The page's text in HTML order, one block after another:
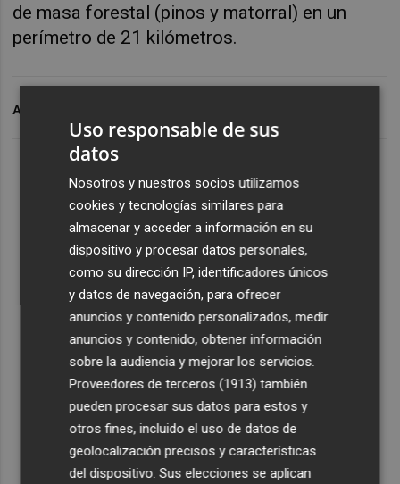
de masa forestal (pinos y matorral) en un
perímetro de 21 kilómetros.
ARCHIVADO EN
Uso responsable de sus
datos
Nosotros y nuestros socios utilizamos
cookies y tecnologías similares para
almacenar y acceder a información en su
dispositivo y procesar datos personales,
como su dirección IP, identificadores únicos
y datos de navegación, para ofrecer
anuncios y contenido personalizados, medir
anuncios y contenido, obtener información
sobre la audiencia y mejorar los servicios.
Proveedores de terceros (1913) también
pueden procesar sus datos para estos y
otros fines, incluido el uso de datos de
geolocalización precisos y características
del dispositivo. Sus elecciones se aplican